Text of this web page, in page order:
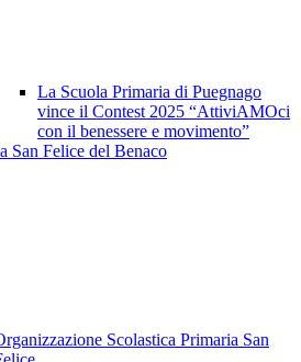
La Scuola Primaria di Puegnago
vince il Contest 2025 “AttiviAMOci
con il benessere e movimento”
San Felice del Benaco
Scolastica Primaria San